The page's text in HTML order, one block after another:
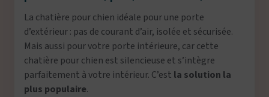
La chatière pour chien idéale pour une porte
d’extérieur : pas de courant d’air, isolée et sécurisée.
Mais aussi pour votre porte intérieure, car cette
chatière pour chien est silencieuse et s’intègre
parfaitement à votre intérieur. C’est la solution la
plus populaire.